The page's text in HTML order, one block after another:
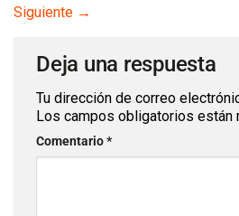
Siguiente →
Deja una respuesta
Tu dirección de correo
Los campos obligatorios están
Comentario*